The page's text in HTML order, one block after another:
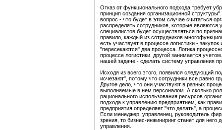
Отказ от функционального подхода требует
принцип создания организационной
вопрос - что будет в этом случае считаться
распределять сотрудников, которые
специалистов будет осуществляться по
правило, каждый из сотрудников
есть участвует в процессе логистики -
"пересекаются" два процесса. Логика
процессе логистики, другой занимается
нашей задаче - сделать систему управления
Исходя из всего этого, появился следующий
исчезают", потому что сотрудники все равно
Другое дело, что они участвуют в разных
выполняемые в нем персоналом. А сколько
рационального использования ресурсов
подхода к управлению предприятием, как
предприятия определяет "что делать", а
Если менеджер, управленец, руководитель
зрения, то бизнес-инжиниринг станет для
управления.